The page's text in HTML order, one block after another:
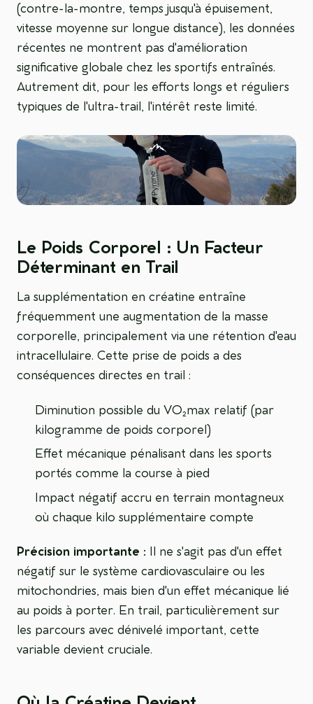
(contre-la-montre, temps jusqu'à épuisement,
vitesse moyenne sur longue distance), les données
récentes ne montrent pas d'amélioration
significative globale chez les sportifs entraînés.
Autrement dit, pour les efforts longs et réguliers
typiques de l'ultra-trail, l'intérêt reste limité.
Le Poids Corporel : Un Facteur
Déterminant en Trail
La supplémentation en créatine entraîne
fréquemment une augmentation de la masse
corporelle, principalement via une rétention d'eau
intracellulaire. Cette prise de poids a des
conséquences directes en trail :
Diminution possible du VO₂max relatif (par
kilogramme de poids corporel)
Effet mécanique pénalisant dans les sports
portés comme la course à pied
Impact négatif accru en terrain montagneux
où chaque kilo supplémentaire compte
Précision importante : Il ne s'agit pas d'un effet
négatif sur le système cardiovasculaire ou les
mitochondries, mais bien d'un effet mécanique lié
au poids à porter. En trail, particulièrement sur
les parcours avec dénivelé important, cette
variable devient cruciale.